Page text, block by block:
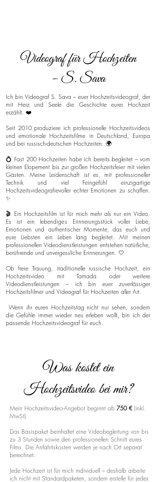
Videograf für Hochzeiten
– S. Sava
Ich bin Videograf S. Sava – euer Hochzeitsvideograf, der
mit Herz und Seele die Geschichte eurer Hochzeit
erzählt. ❤️
Seit 2010 produziere ich professionelle Hochzeitsvideos
und emotionale Hochzeitsfilme in Deutschland, Europa
und bei russisch-deutschen Hochzeiten. 🌍
💍 Fast 200 Hochzeiten habe ich bereits begleitet – vom
kleinen Elopement bis zur großen Hochzeitsfeier mit vielen
Gästen. Meine Leidenschaft ist es, mit professioneller
Technik und viel Feingefühl einzigartige
Hochzeitsvideografievoller echter Emotionen zu schaffen.
✨
🎬 Ein Hochzeitsfilm ist für mich mehr als nur ein Video.
Es ist ein lebendiges Erinnerungsstück voller Liebe,
Emotionen und authentischer Momente, das euch und
eure Liebsten ein Leben lang begleitet. Mit meinen
professionellen Videodienstleistungen entstehen natürliche,
berührende und unvergessliche Erinnerungen. 🤍
Ob freie Trauung, traditionelle russische Hochzeit, ein
Hochzeitsvideo mit Tamada oder weitere
Videodienstleistungen – ich bin euer zuverlässiger
Hochzeitsfilmer und Videograf für Hochzeiten aller Art.
Wenn ihr euren Hochzeitstag nicht nur sehen, sondern
die Gefühle immer wieder neu erleben wollt, bin ich der
passende Hochzeitsvideograf für euch.
Was kostet ein
Hochzeitsvideo bei mir?
Mein Hochzeitsvideo-Angebot beginnt ab 750 € (inkl.
MwSt).
Das Basispaket beinhaltet eine Videobegleitung von bis
zu 3 Stunden sowie den professionellen Schnitt eures
Films. Die Anfahrtskosten werden je nach Ort separat
berechnet.
Jede Hochzeit ist für mich individuell – deshalb arbeite
ich nicht mit Standardpaketen, sondern erstelle für jedes